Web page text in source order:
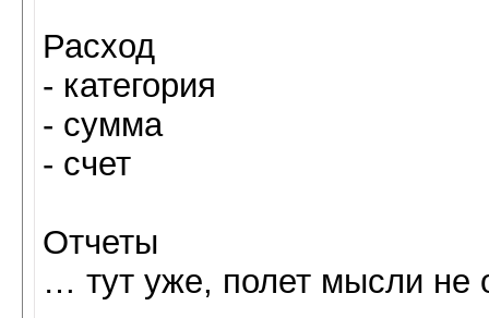
Расход
- категория
- сумма
- счет
Отчеты
… тут уже, полет мысли не